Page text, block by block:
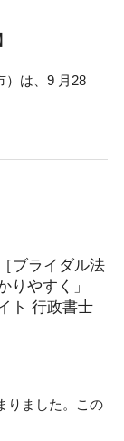
は、9 月28
ブライダル法
りやすく」
ト 行政書士
りました。この